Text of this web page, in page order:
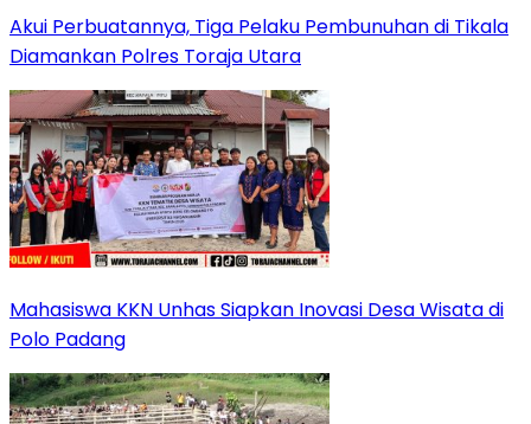
Akui Perbuatannya, Tiga Pelaku Pembunuhan di Tikala
Diamankan Polres Toraja Utara
Mahasiswa KKN Unhas Siapkan Inovasi Desa Wisata di
Polo Padang